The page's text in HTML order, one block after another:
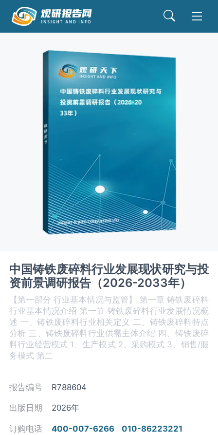
中国铸铁废碎料行业发展现状研究与投
资前景调研报告（2026-2033年）
【第一部分 行业基本情况与监管】 第一章 铸铁废碎料‌‌‌
行业基本情况介绍 第一节 铸铁废碎料行业发展情况概
述 一、铸铁废碎料‌‌‌行业相关定义 二、铸铁废碎料‌‌‌特点
分析 三、铸铁废碎料‌‌‌行业供需主体介绍 四、铸铁废碎
料‌‌‌行业经营模式 1、生产模式 2、采购模式 3、销售/服
务模式 第二
报告编号 R788604
出版日期 2026年
订购电话 400-007-6266 010-86223221